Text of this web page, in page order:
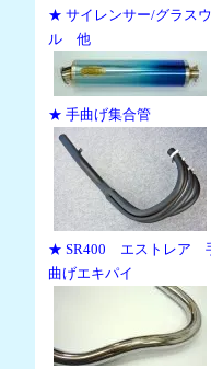
★ サイレンサー/グラス
ル 他
★ 手曲げ集合管
★ SR400 エストレア
曲げエキパイ